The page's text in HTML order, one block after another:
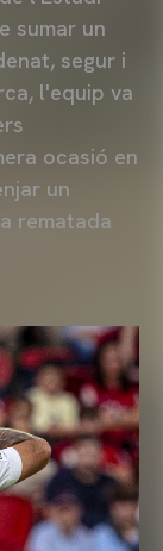
sumar un
segur i
l'equip va
ocasió en
un
rematada